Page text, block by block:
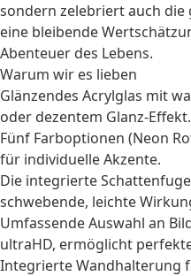
sondern zelebriert auch
eine bleibende
Abenteuer des Lebens.
Warum wir es lieben
Glänzendes Acrylglas mit
oder dezentem Glanz-Effekt.
Fünf Farboptionen (Neon
für individuelle Akzente.
Die integrierte
schwebende, leichte
Umfassende Auswahl an
ultraHD, ermöglicht
Integrierte Wandhalterung